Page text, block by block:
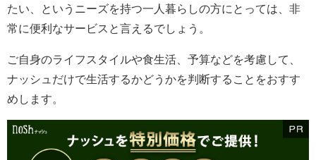
たい、というニーズを持つ一人暮らしの方にとっては、非
常に便利なサービスと言えるでしょう。
ご自身のライフスタイルや食生活、予算などを考慮して、
ナッシュだけで生活するかどうかを判断することをおすす
めします。